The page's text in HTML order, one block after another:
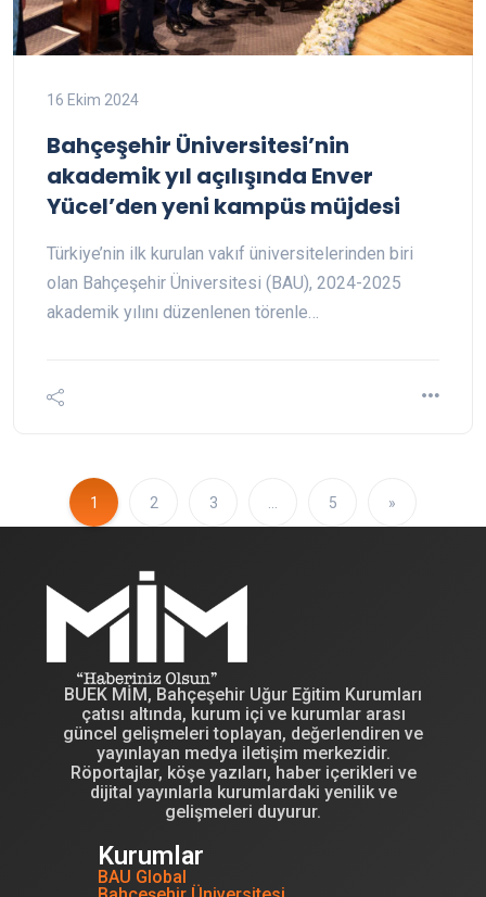
16 Ekim 2024
Bahçeşehir Üniversitesi’nin
akademik yıl açılışında Enver
Yücel’den yeni kampüs müjdesi
Türkiye’nin ilk kurulan vakıf üniversitelerinden biri
olan Bahçeşehir Üniversitesi (BAU), 2024-2025
akademik yılını düzenlenen törenle…
1 2 3 5 »
BUEK MİM, Bahçeşehir Uğur Eğitim Kurumları
çatısı altında, kurum içi ve kurumlar arası
güncel gelişmeleri toplayan, değerlendiren ve
yayınlayan medya iletişim merkezidir.
Röportajlar, köşe yazıları, haber içerikleri ve
dijital yayınlarla kurumlardaki yenilik ve
gelişmeleri duyurur.
Kurumlar
BAU Global